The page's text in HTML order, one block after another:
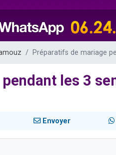
musiques dans Torah-Box Music
viennent de nous rejoindre sur
Préparatifs de mariage
les 3
Envoyer